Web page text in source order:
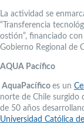
La actividad se
“Transferencia
ostión”, financiado
Gobierno Regional de
AQUA Pacífico
AquaPacífico es un
norte de Chile surgido
de 50 años
Universidad Católica